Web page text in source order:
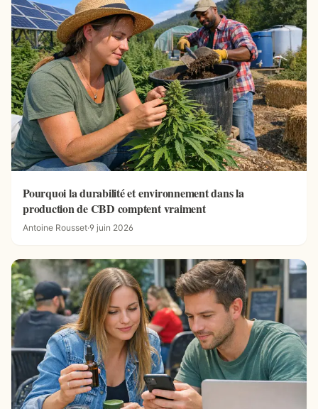
Pourquoi la durabilité et environnement dans la
production de CBD comptent vraiment
Antoine Rousset·9 juin 2026